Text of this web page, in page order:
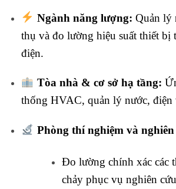
Ngành năng lượng: Quản lý
thụ và đo lường hiệu suất thiết bị
điện.
Tòa nhà & cơ sở hạ tầng:
thống HVAC, quản lý nước, điện
Phòng thí nghiệm và
Đo lường chính xác các
chảy phục vụ nghiên